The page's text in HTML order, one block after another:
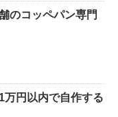
のコッペパン専門
万円以内で自作する